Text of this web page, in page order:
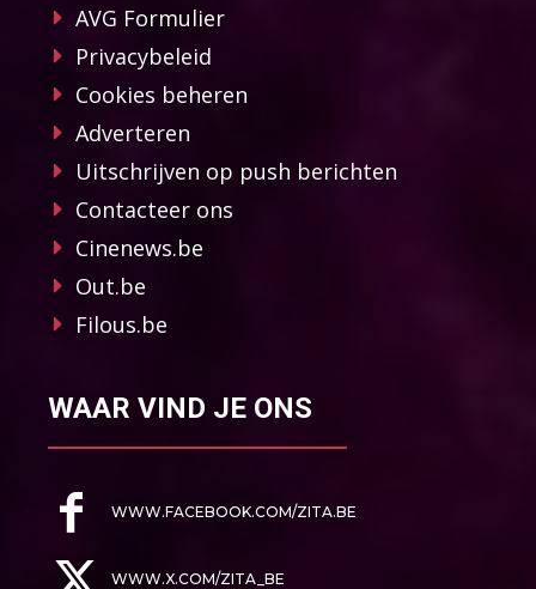
AVG Formulier
Privacybeleid
Cookies beheren
Adverteren
Uitschrijven op push berichten
Contacteer ons
Cinenews.be
Out.be
Filous.be
WAAR VIND JE ONS
WWW.FACEBOOK.COM/ZITA.BE
WWW.X.COM/ZITA_BE